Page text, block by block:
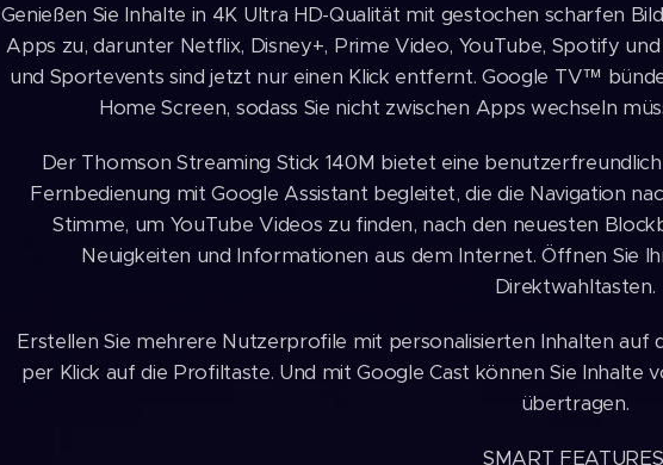
Genießen Sie Inhalte in 4K Ultra HD-Qualität mit gestochen scharfen
Apps zu, darunter Netflix, Disney+, Prime Video, YouTube, Spotify
und Sportevents sind jetzt nur einen Klick entfernt. Google TV™
Home Screen, sodass Sie nicht zwischen Apps wechseln
Der Thomson Streaming Stick 140M bietet eine
Fernbedienung mit Google Assistant begleitet, die die Navigation
Stimme, um YouTube Videos zu finden, nach den neuesten
Neuigkeiten und Informationen aus dem Internet. Öffnen Sie
Direktwahltasten.
Erstellen Sie mehrere Nutzerprofile mit personalisierten Inhalten auf
per Klick auf die Profiltaste. Und mit Google Cast können Sie
übertragen.
SMART